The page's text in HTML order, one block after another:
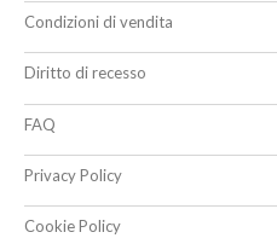
Condizioni di vendita
Diritto di recesso
FAQ
Privacy Policy
Cookie Policy